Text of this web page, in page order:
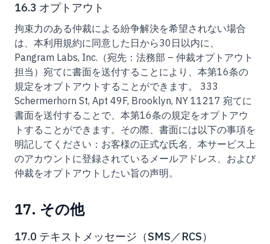
16.3 オプトアウト
拘束力のある仲裁による紛争解決を希望されない場合
は、本利用規約に同意した日から30日以内に、
Pangram Labs, Inc.（宛先：法務部 – 仲裁オプトアウト
担当）宛てに書面を送付することにより、本第16条の
規定をオプトアウトすることができます。 333
Schermerhorn St, Apt 49F, Brooklyn, NY 11217 宛てに
書面を送付することで、本第16条の規定をオプトアウ
トすることができます。その際、書面には以下の事項を
明記してください：お客様の正式な氏名、本サービス上
のアカウントに登録されているメールアドレス、および
仲裁をオプトアウトしたい旨の声明。
17. その他
17.0 テキストメッセージ（SMS／RCS）